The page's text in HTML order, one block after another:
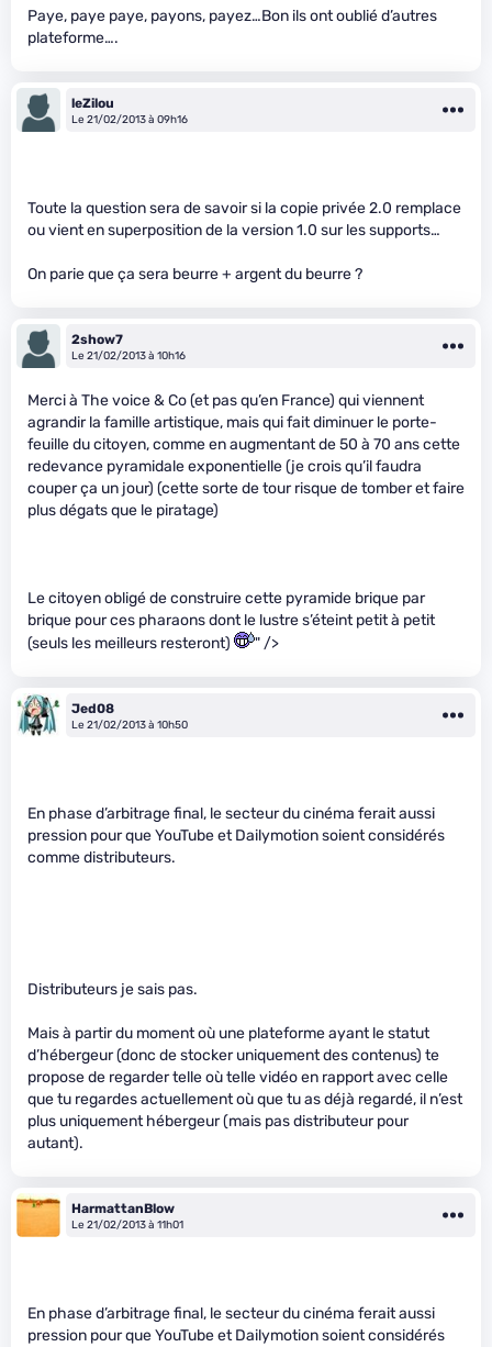
Paye, paye paye, payons, payez…Bon ils ont oublié d’autres
plateforme….
leZilou
Le 21/02/2013 à 09h16
Toute la question sera de savoir si la copie privée 2.0 remplace
ou vient en superposition de la version 1.0 sur les supports…
On parie que ça sera beurre + argent du beurre ?
2show7
Le 21/02/2013 à 10h16
Merci à The voice & Co (et pas qu’en France) qui viennent
agrandir la famille artistique, mais qui fait diminuer le porte-
feuille du citoyen, comme en augmentant de 50 à 70 ans cette
redevance pyramidale exponentielle (je crois qu’il faudra
couper ça un jour) (cette sorte de tour risque de tomber et faire
plus dégats que le piratage)
Le citoyen obligé de construire cette pyramide brique par
brique pour ces pharaons dont le lustre s’éteint petit à petit
(seuls les meilleurs resteront)
" />
Jed08
Le 21/02/2013 à 10h50
En phase d’arbitrage final, le secteur du cinéma ferait aussi
pression pour que YouTube et Dailymotion soient considérés
comme distributeurs.
Distributeurs je sais pas.
Mais à partir du moment où une plateforme ayant le statut
d’hébergeur (donc de stocker uniquement des contenus) te
propose de regarder telle où telle vidéo en rapport avec celle
que tu regardes actuellement où que tu as déjà regardé, il n’est
plus uniquement hébergeur (mais pas distributeur pour
autant).
HarmattanBlow
Le 21/02/2013 à 11h01
En phase d’arbitrage final, le secteur du cinéma ferait aussi
pression pour que YouTube et Dailymotion soient considérés